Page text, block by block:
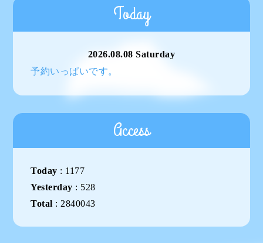
Today
2026.08.08 Saturday
予約いっぱいです。
Access
Today : 1177
Yesterday : 528
Total : 2840043